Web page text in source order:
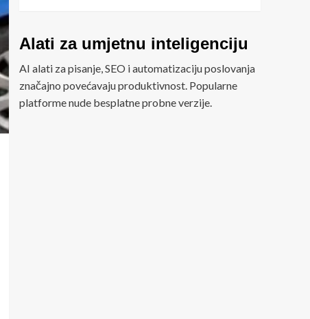
Alati za umjetnu inteligenciju
AI alati za pisanje, SEO i automatizaciju poslovanja
značajno povećavaju produktivnost. Popularne
platforme nude besplatne probne verzije.